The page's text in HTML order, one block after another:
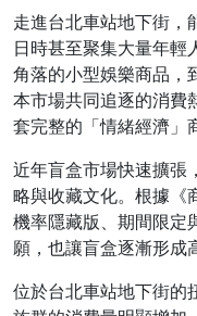
走進台北車站地下街，
日時甚至聚集大量年輕
角落的小型娛樂商品，
本市場共同追逐的消費
套完整的「情緒經濟」
近年盲盒市場快速擴張
略與收藏文化。根據《
機率隱藏版、期間限定
願，也讓盲盒逐漸形成
位於台北車站地下街的